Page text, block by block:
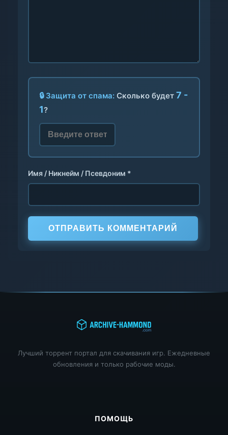
🔒 Защита от спама: Сколько будет 7 -
1?
Имя / Никнейм / Псевдоним *
ОТПРАВИТЬ КОММЕНТАРИЙ
Лучший торрент портал для скачивания игр. Ежедневные
обновления и только рабочие моды.
ПОМОЩЬ